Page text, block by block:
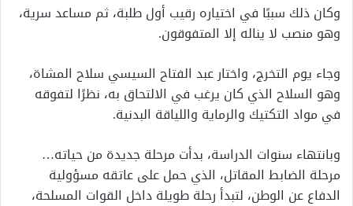
وكان ذلك سببًا في اختياره رقيب أول طلبة، ثم مساعد سرية،
وهو منصب لا يناله إلا المتفوقون.
وجاء يوم التخرج، واختار عبد الفتاح السيسي سلاح المشاة،
وهو السلاح الذي كان يرغب في الالتحاق به، نظرًا لتفوقه
في مواد التكتيك والرماية واللياقة البدنية.
وبانتهاء سنوات الدراسة، بدأت مرحلة جديدة من حياته…
مرحلة الضابط المقاتل، الذي حمل على عاتقه مسؤولية
الدفاع عن الوطن، لتبدأ رحلة طويلة داخل القوات المسلحة،